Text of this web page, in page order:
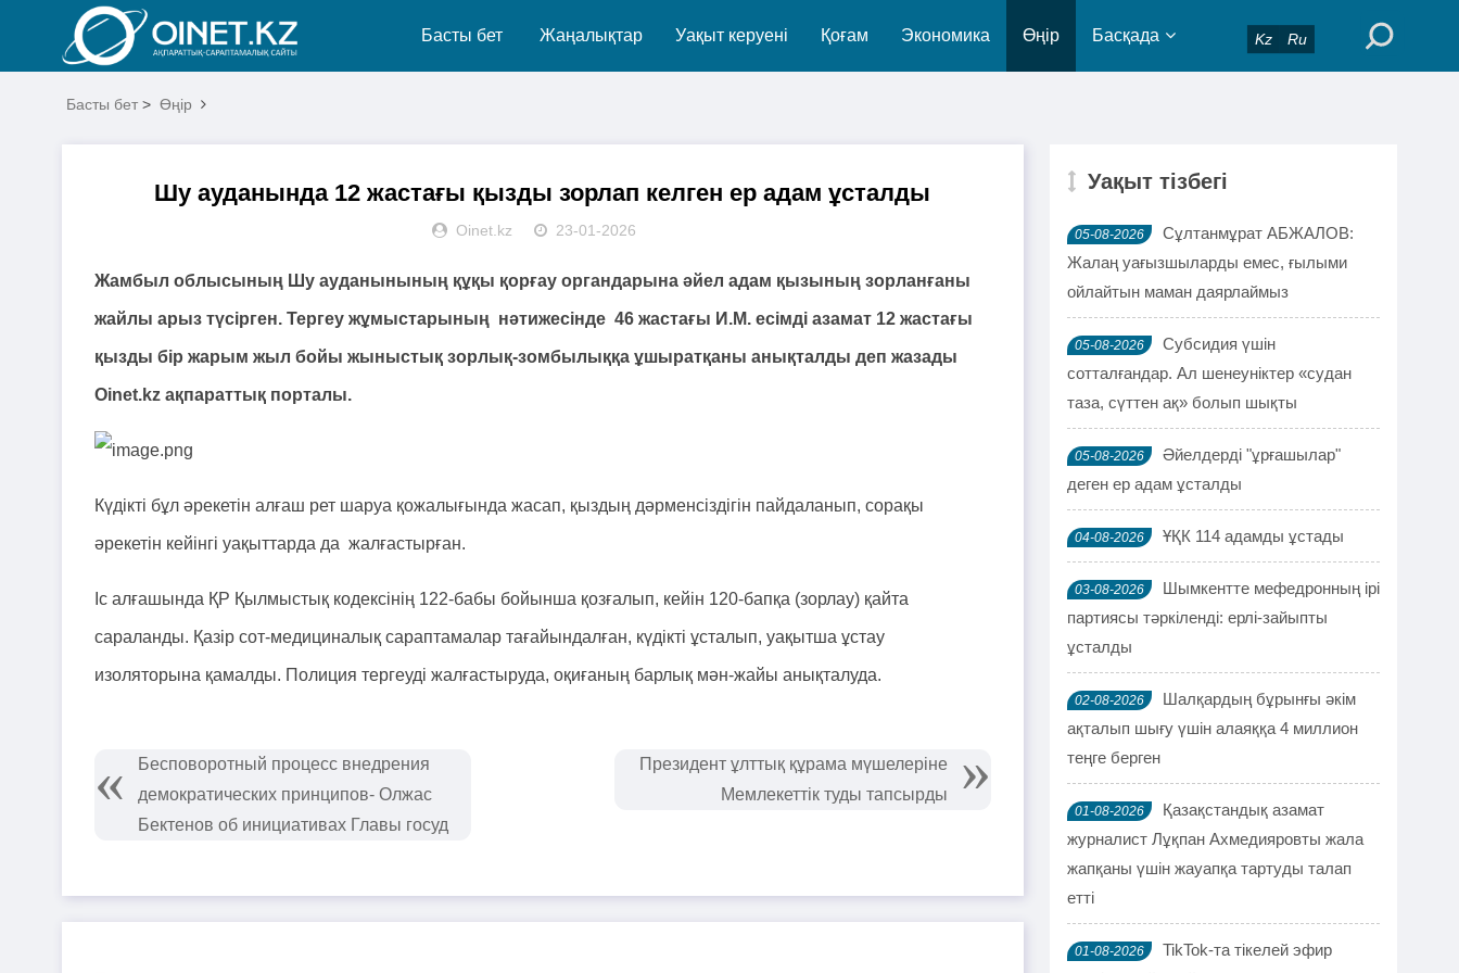
Kz Ru
Басты бет Жаңалықтар Уақыт керуені Қоғам Экономика Өңір Басқада
Басты бет > Өңір
Шу ауданында 12 жастағы қызды зорлап келген ер адам ұсталды
Oinet.kz 23-01-2026
Жамбыл облысының Шу ауданынының құқы қорғау органдарына әйел адам қызының зорланғаны
жайлы арыз түсірген. Тергеу жұмыстарының нәтижесінде 46 жастағы И.М. есімді азамат 12 жастағы
қызды бір жарым жыл бойы жыныстық зорлық-зомбылыққа ұшыратқаны анықталды деп жазады
Оinet.kz ақпараттық порталы.
Күдікті бұл әрекетін алғаш рет шаруа қожалығында жасап, қыздың дәрменсіздігін пайдаланып, сорақы
әрекетін кейінгі уақыттарда да жалғастырған.
Іс алғашында ҚР Қылмыстық кодексінің 122-бабы бойынша қозғалып, кейін 120-бапқа (зорлау) қайта
сараланды. Қазір сот-медициналық сараптамалар тағайындалған, күдікті ұсталып, уақытша ұстау
изоляторына қамалды. Полиция тергеуді жалғастыруда, оқиғаның барлық мән-жайы анықталуда.
Бесповоротный процесс внедрения
демократических принципов- Олжас
Бектенов об инициативах Главы госуд
Президент ұлттық құрама мүшелеріне
Мемлекеттік туды тапсырды
Уақыт тізбегі
05-08-2026
Сұлтанмұрат АБЖАЛОВ:
Жалаң уағызшыларды емес, ғылыми
ойлайтын маман даярлаймыз
05-08-2026
Субсидия үшін
сотталғандар. Ал шенеуніктер «судан
таза, сүттен ақ» болып шықты
05-08-2026
Әйелдерді "ұрғашылар"
деген ер адам ұсталды
04-08-2026 ҰҚК 114 адамды ұстады
03-08-2026
Шымкентте мефедронның ірі
партиясы тәркіленді: ерлі-зайыпты
ұсталды
02-08-2026
Шалқардың бұрынғы әкім
ақталып шығу үшін алаяққа 4 миллион
теңге берген
01-08-2026
Қазақстандық азамат
журналист Лұқпан Ахмедияровты жала
жапқаны үшін жауапқа тартуды талап
етті
01-08-2026
TikTok-та тікелей эфир